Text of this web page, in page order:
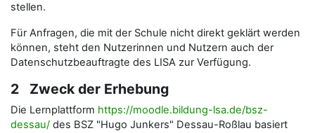
stellen.
Für Anfragen, die mit der Schule nicht direkt geklärt werden
können, steht den Nutzerinnen und Nutzern auch der
Datenschutzbeauftragte des LISA zur Verfügung.
2 Zweck der Erhebung
Die Lernplattform https://moodle.bildung-lsa.de/bsz-
dessau/ des BSZ "Hugo Junkers" Dessau-Roßlau basiert